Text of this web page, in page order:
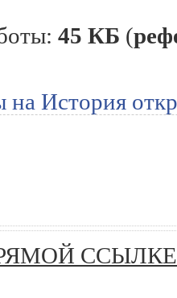
45 КБ (
История
ССЫЛКЕ